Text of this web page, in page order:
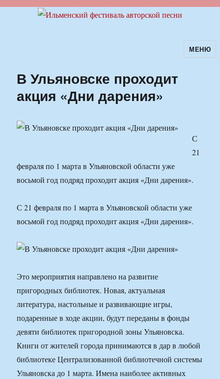
Ильменский фестиваль авторскойМЕНЮ
В Ульяновске проходит
акция «Дни дарения»
С
21
февраля по 1 марта в Ульяновской области уже
восьмой год подряд проходит акция «Дни дарения».
С 21 февраля по 1 марта в Ульяновской области уже
восьмой год подряд проходит акция «Дни дарения».
Это мероприятия направлено на развитие
пригородных библиотек. Новая, актуальная
литература, настольные и развивающие игры,
подаренные в ходе акции, будут переданы в фонды
девяти библиотек пригородной зоны Ульяновска.
Книги от жителей города принимаются в дар в любой
библиотеке Централизованной библиотечной системы
Ульяновска до 1 марта. Имена наиболее активных